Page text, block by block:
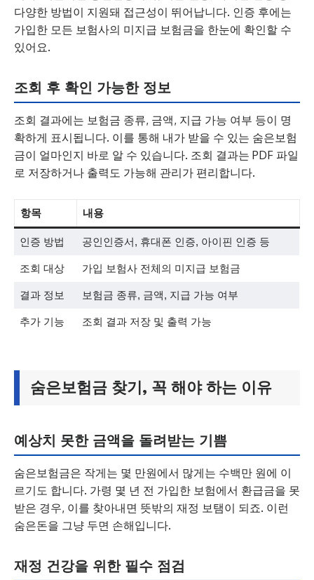
다양한 방법이 지원돼 접근성이 뛰어납니다. 인증 후에는
가입한 모든 보험사의 미지급 보험금을 한눈에 확인할 수
있어요.
조회 후 확인 가능한 정보
조회 결과에는 보험금 종류, 금액, 지급 가능 여부 등이 명
확하게 표시됩니다. 이를 통해 내가 받을 수 있는 숨은보험
금이 얼마인지 바로 알 수 있습니다. 조회 결과는 PDF 파일
로 저장하거나 출력도 가능해 관리가 편리합니다.
항목 내용
인증 방법 공인인증서, 휴대폰 인증, 아이핀 인증 등
조회 대상 가입 보험사 전체의 미지급 보험금
결과 정보 보험금 종류, 금액, 지급 가능 여부
추가 기능 조회 결과 저장 및 출력 가능
숨은보험금 찾기, 꼭 해야 하는 이유
예상치 못한 금액을 돌려받는 기쁨
숨은보험금은 작게는 몇 만원에서 많게는 수백만 원에 이
르기도 합니다. 가령 몇 년 전 가입한 보험에서 환급금을 못
받은 경우, 이를 찾아내면 뜻밖의 재정 보탬이 되죠. 이런
숨은돈을 그냥 두면 손해입니다.
재정 건강을 위한 필수 점검